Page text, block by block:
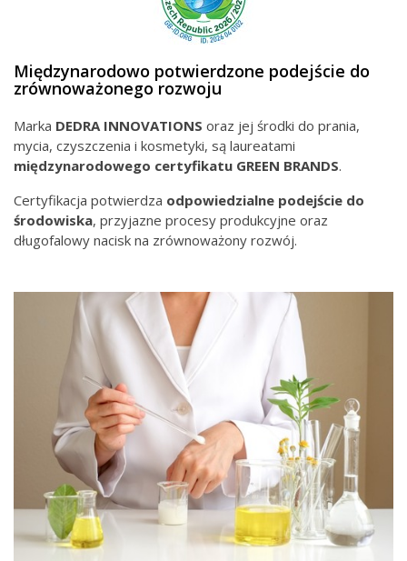
Międzynarodowo potwierdzone podejście do
zrównoważonego rozwoju
Marka DEDRA INNOVATIONS oraz jej środki do prania,
mycia, czyszczenia i kosmetyki, są laureatami
międzynarodowego certyfikatu GREEN BRANDS.
Certyfikacja potwierdza odpowiedzialne podejście do
środowiska, przyjazne procesy produkcyjne oraz
długofalowy nacisk na zrównoważony rozwój.